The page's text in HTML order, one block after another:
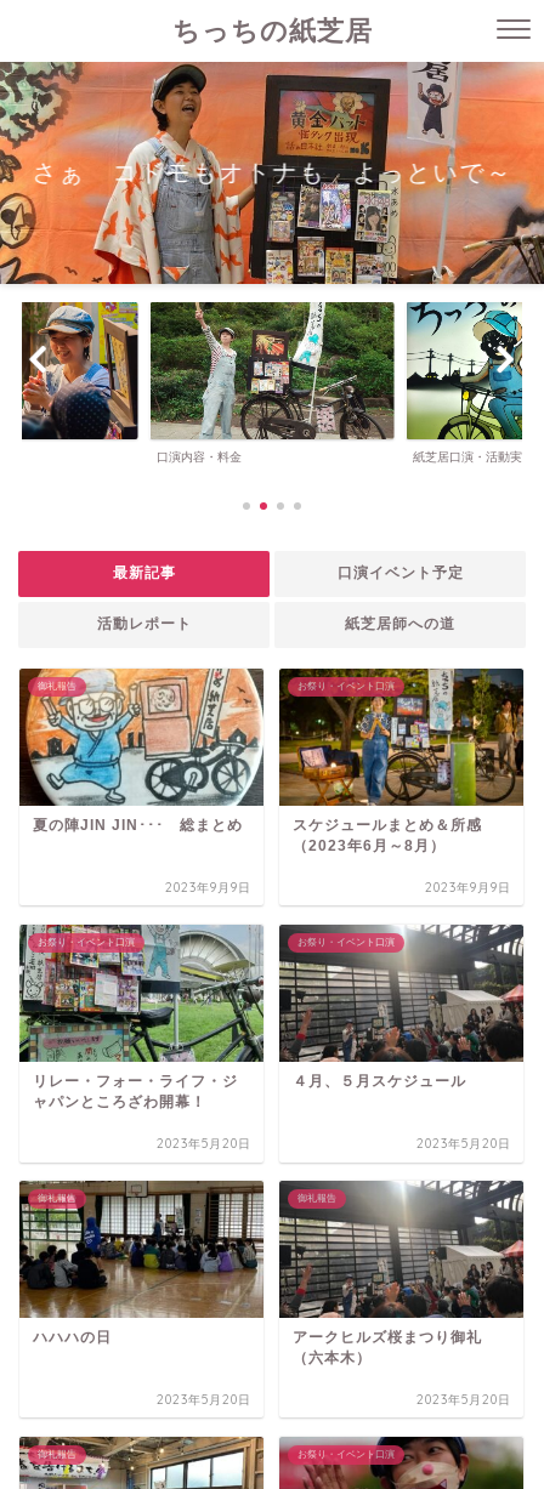
ちっちの紙芝居
さぁ コドモもオトナも よっといで～
口演内容・料金 紙芝居口演・活動実績
最新記事 口演イベント予定
活動レポート 紙芝居師への道
御礼報告
夏の陣JIN JIN･･･ 総まとめ
2023年9月9日
お祭り・イベント口演
スケジュールまとめ＆所感
（2023年6月～8月）
2023年9月9日
お祭り・イベント口演
リレー・フォー・ライフ・ジ
ャパンところざわ開幕！
2023年5月20日
お祭り・イベント口演
４月、５月スケジュール
2023年5月20日
御礼報告
ハハハの日
2023年5月20日
御礼報告
アークヒルズ桜まつり御礼
（六本木）
2023年5月20日
御礼報告 お祭り・イベント口演